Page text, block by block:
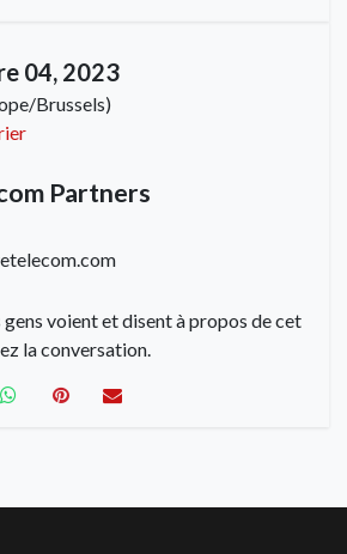
04, 2023
Brussels)
Partners
gens voient et disent à propos de cet
la conversation.